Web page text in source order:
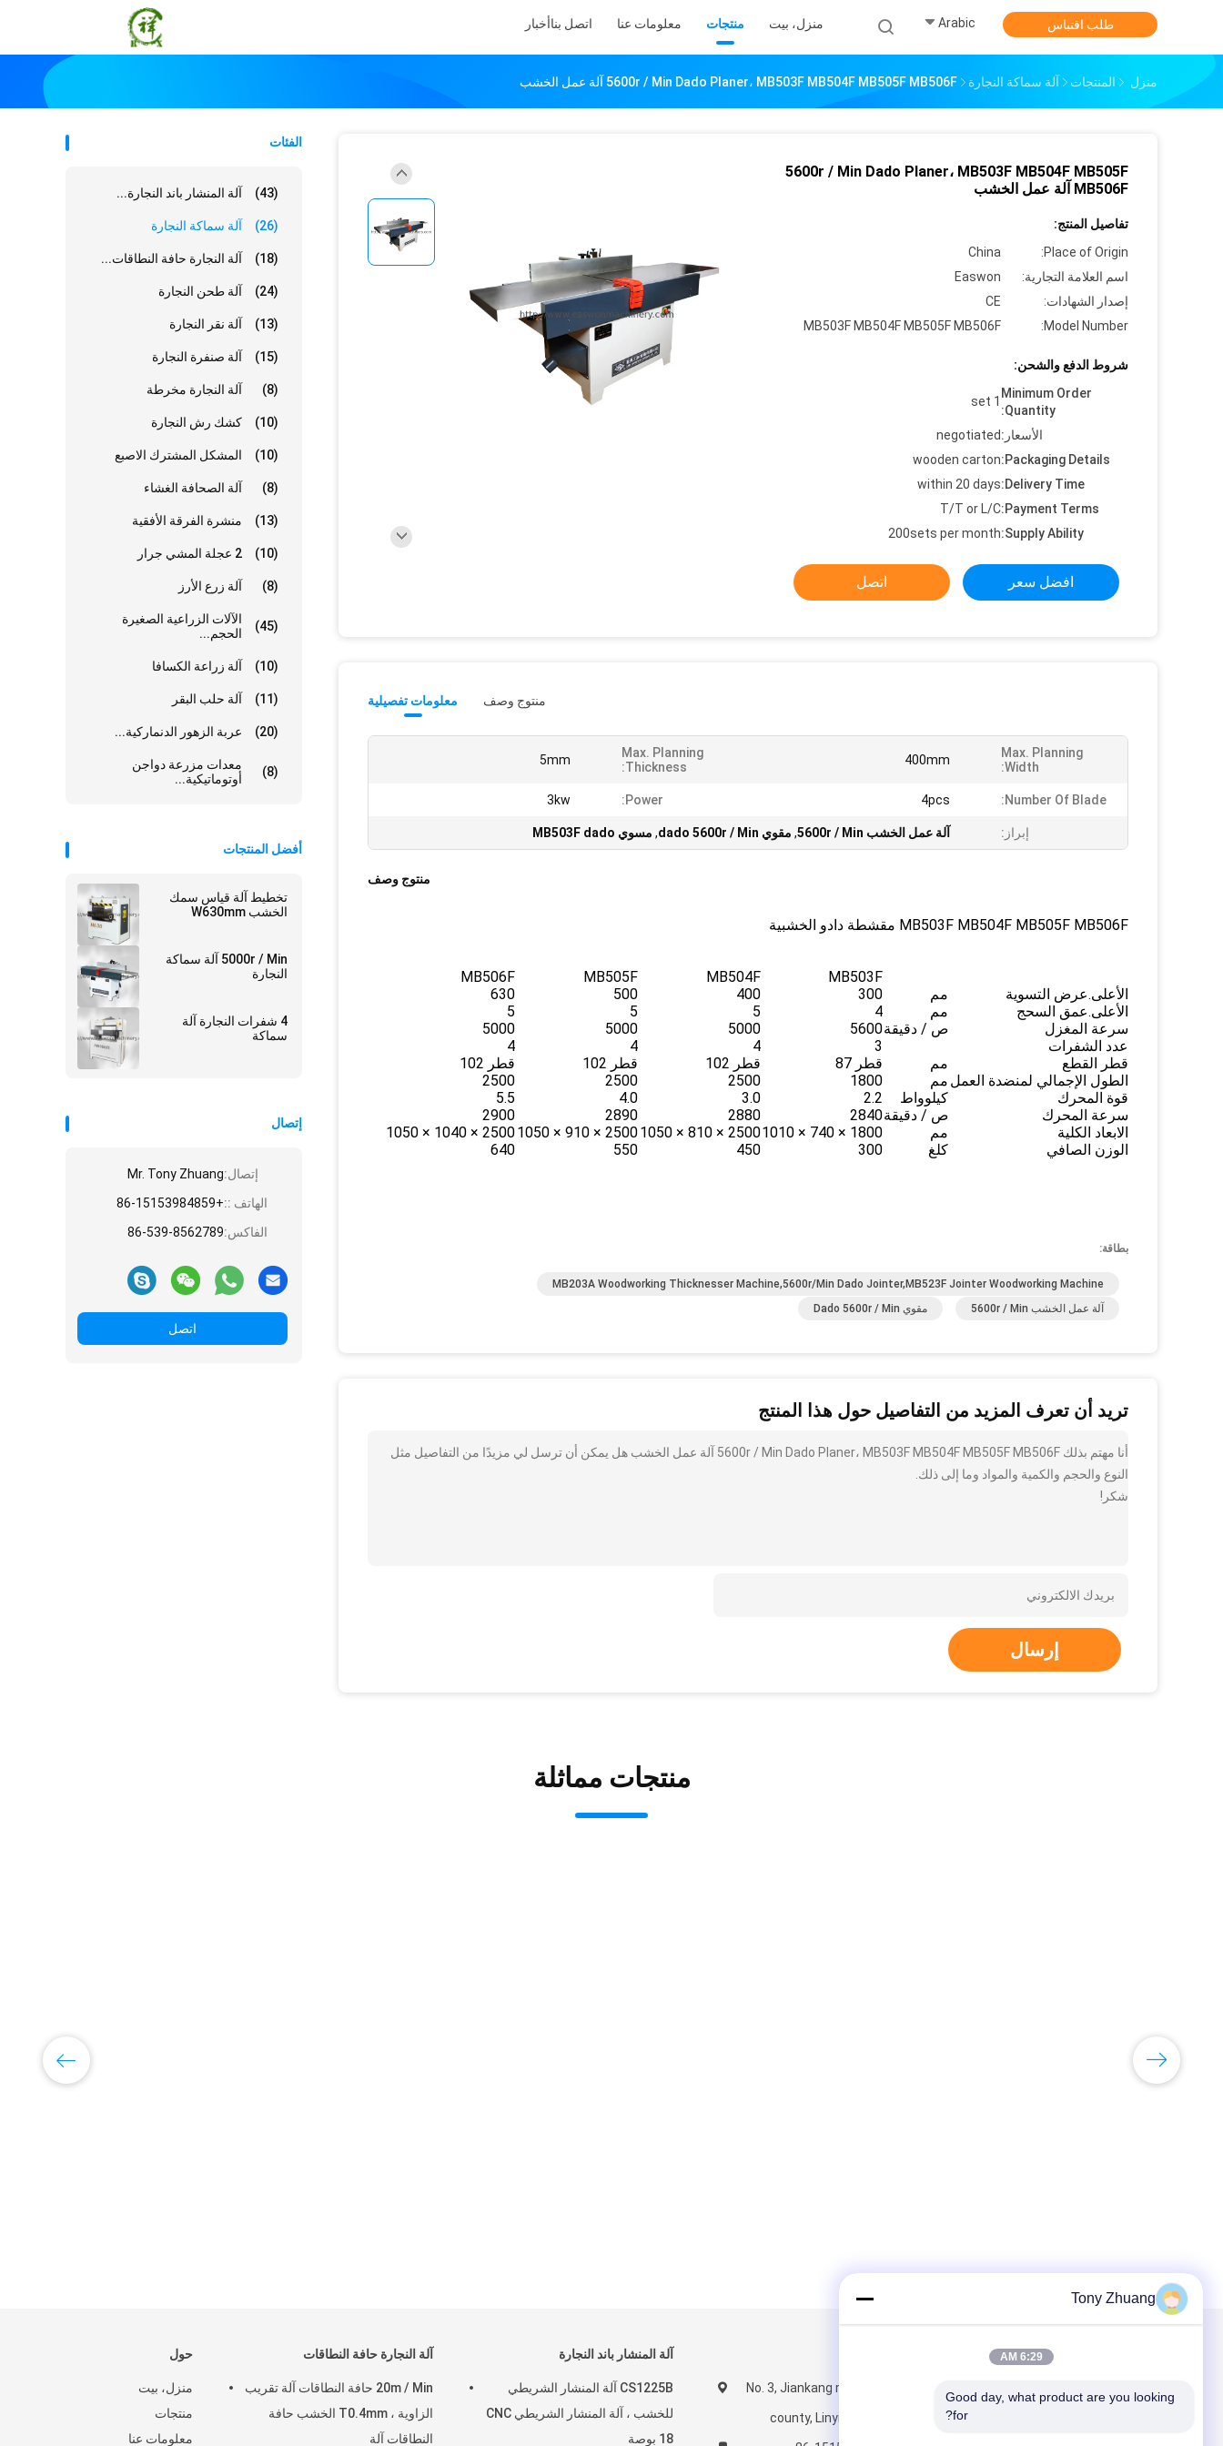
منزل، بيت منتجات معلومات عنا اتصل بناأخبار Arabic طلب اقتباس
منزل المنتجات آلة سماكة النجارة 5600r / Min Dado Planer، MB503F MB504F MB505F MB506F آلة عمل الخشب
الفئات
آلة المنشار باند النجارة... (43)
آلة سماكة النجارة (26)
آلة النجارة حافة النطاقات... (18)
آلة طحن النجارة (24)
آلة نقر النجارة (13)
آلة صنفرة النجارة (15)
آلة النجارة مخرطة (8)
كشك رش النجارة (10)
المشكل المشترك الاصبع (10)
آلة الصحافة الغشاء (8)
منشرة الفرقة الأفقية (13)
2 عجلة المشي جرار (10)
آلة زرع الأرز (8)
الآلات الزراعية الصغيرة
الحجم...
(45)
آلة زراعة الكسافا (10)
آلة حلب البقر (11)
عربة الزهور الدنماركية... (20)
معدات مزرعة دواجن
أوتوماتيكية...
(8)
أفضل المنتجات
تخطيط آلة قياس سمك
الخشب W630mm
5000r / Min آلة سماكة
النجارة
4 شفرات النجارة آلة
سماكة
إتصال
إتصال:Mr. Tony Zhuang
الهاتف ::+86-15153984859
الفاكس:86-539-8562789
اتصل
5600r / Min Dado Planer، MB503F MB504F MB505F
MB506F آلة عمل الخشب
تفاصيل المنتج:
Place of Origin:
China
اسم العلامة التجارية:
Easwon
إصدار الشهادات:
CE
Model Number:
MB503F MB504F MB505F MB506F
شروط الدفع والشحن:
Minimum Order
Quantity:
1 set
الأسعار:negotiated
Packaging Details:
wooden carton
Delivery Time:
within 20 days
Payment Terms:
T/T or L/C
Supply Ability:
200sets per month
افضل سعر اتصل
معلومات تفصيلية منتوج وصف
Max. Planning
Width:
400mm
Max. Planning
Thickness:
5mm
Number Of Blade:
4pcs
Power:
3kw
إبراز: آلة عمل الخشب 5600r / Min , مقوي dado 5600r / Min , مسوي MB503F dado
منتوج وصف
MB503F MB504F MB505F MB506F مقشطة دادو الخشبية
MB503F
MB504F
MB505F
MB506F
الأعلى.عرض التسوية
مم 300
400
500
630
الأعلى.عمق السحج
مم 4
5
5
5
سرعة المغزل
ص / دقيقة5600
5000
5000
5000
عدد الشفرات
3
4
4
4
قطر القطع
مم قطر 87 قطر 102 قطر 102
قطر 102
الطول الإجمالي لمنضدة العمل مم 1800
2500
2500
2500
قوة المحرك
كيلوواط 2.2
3.0
4.0
5.5
سرعة المحرك
ص / دقيقة2840
2880
2890
2900
الابعاد الكلية
مم 1800 × 740 × 1010
2500 × 810 × 1050
2500 × 910 × 1050
2500 × 1040 × 1050
الوزن الصافي
كلغ 300
450
550
640
بطاقة:
MB203A Woodworking Thicknesser Machine,5600r/min Dado Jointer,MB523F Jointer Woodworking Machine
آلة عمل الخشب 5600r / Min
مقوي Dado 5600r / Min
تريد أن تعرف المزيد من التفاصيل حول هذا المنتج
أنا مهتم بذلك 5600r / Min Dado Planer، MB503F MB504F MB505F MB506F آلة عمل الخشب هل يمكن أن ترسل لي مزيدًا من التفاصيل مثل
النوع والحجم والكمية والمواد وما إلى ذلك.
شكر!
إرسال
منتجات مماثلة
حول
منزل، بيت
منتجات
معلومات عنا
آلة النجارة حافة النطاقات
20m / Min حافة النطاقات آلة تقريب
الزاوية ، T0.4mm الخشب حافة
النطاقات آلة
آلة المنشار باند النجارة
CS1225B آلة المنشار الشريطي
للخشب ، آلة المنشار الشريطي CNC
18 بوصة
No. 3, Jiankang road, Yishui
county, Linyi city, China
Tony Zhuang
6:29 AM
Good day, what product are you looking
for?